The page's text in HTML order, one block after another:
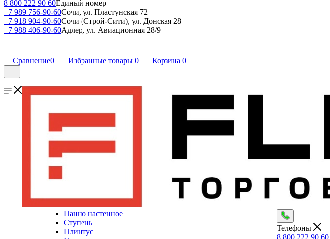
8 800 222 90 60Единый номер
+7 989 756-90-60Сочи, ул. Пластунская 72
+7 918 904-90-60Сочи (Строй-Сити), ул. Донская 28
+7 988 406-90-60Адлер, ул. Авиационная 28/9
Сравнение0 Избранные товары 0 Корзина 0
Телефоны
8 800 222 90 60
Панно настенное
Ступень
Плинтус